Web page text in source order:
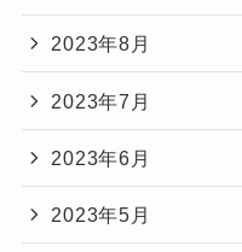
2023年8月
2023年7月
2023年6月
2023年5月